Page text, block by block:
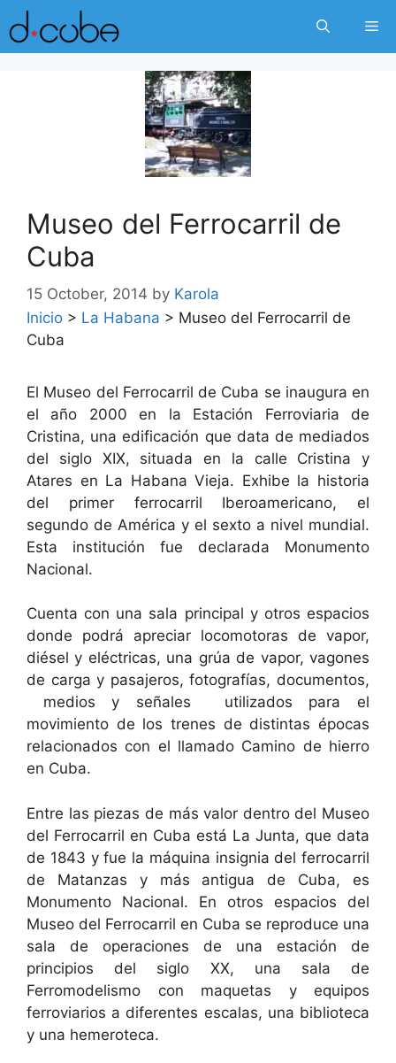
Skip
to
content
Museo del Ferrocarril de
Cuba
15 October, 2014 by Karola
Inicio > La Habana > Museo del Ferrocarril de
Cuba
El Museo del Ferrocarril de Cuba se inaugura en
el año 2000 en la Estación Ferroviaria de
Cristina, una edificación que data de mediados
del siglo XIX, situada en la calle Cristina y
Atares en La Habana Vieja. Exhibe la historia
del primer ferrocarril Iberoamericano, el
segundo de América y el sexto a nivel mundial.
Esta institución fue declarada Monumento
Nacional.
Cuenta con una sala principal y otros espacios
donde podrá apreciar locomotoras de vapor,
diésel y eléctricas, una grúa de vapor, vagones
de carga y pasajeros, fotografías, documentos,
medios y señales utilizados para el
movimiento de los trenes de distintas épocas
relacionados con el llamado Camino de hierro
en Cuba.
Entre las piezas de más valor dentro del Museo
del Ferrocarril en Cuba está La Junta, que data
de 1843 y fue la máquina insignia del ferrocarril
de Matanzas y más antigua de Cuba, es
Monumento Nacional. En otros espacios del
Museo del Ferrocarril en Cuba se reproduce una
sala de operaciones de una estación de
principios del siglo XX, una sala de
Ferromodelismo con maquetas y equipos
ferroviarios a diferentes escalas, una biblioteca
y una hemeroteca.